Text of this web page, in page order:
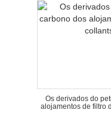
Os derivados do
alojamentos de filtro